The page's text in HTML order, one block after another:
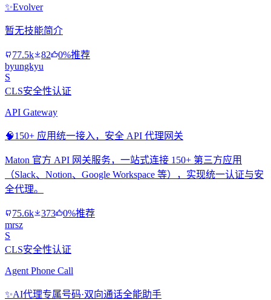
✨Evolver
暂无技能简介
77.5k 82
0%推荐
byungkyu
S
CLS安全性认证
API Gateway
🧠150+ 应用统一接入，安全 API 代理网关
Maton 官方 API 网关服务，一站式连接 150+ 第三方应用
（Slack、Notion、Google Workspace 等），实现统一认证与安
全代理。
75.6k 373
0%推荐
mrsz
S
CLS安全性认证
Agent Phone Call
✨AI代理专属号码·双向通话全能助手